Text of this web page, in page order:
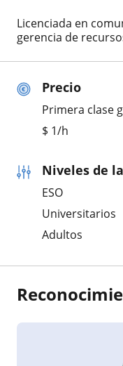
Precio
Primera clase
$ 1/h
Niveles de
ESO
Universitarios
Adultos
Licenciada en
gerencia de